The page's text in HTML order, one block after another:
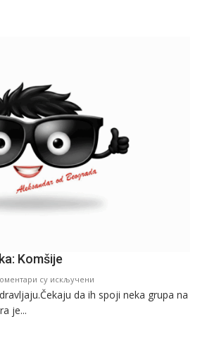
Komšije
су искључени
Beogradska
da ih spoji neka grupa na
je...